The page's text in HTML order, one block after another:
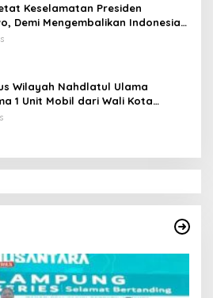
Keselamatan Presiden
Demi Mengembalikan Indonesia
Asia
Wilayah Nahdlatul Ulama
1 Unit Mobil dari Wali Kota